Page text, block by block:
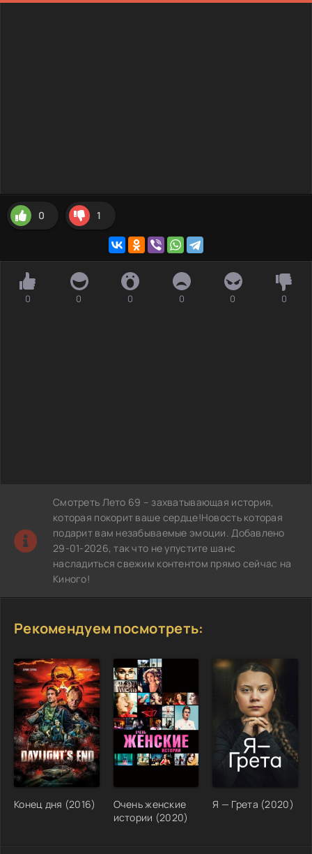
0 1
0 0 0 0 0 0
Смотреть Лето 69 – захватывающая история,
которая покорит ваше сердце!Новость которая
подарит вам незабываемые эмоции. Добавлено
29-01-2026, так что не упустите шанс
насладиться свежим контентом прямо сейчас на
Киного!
Рекомендуем посмотреть:
Конец дня (2016)
Очень женские
истории (2020)
Я — Грета (2020)